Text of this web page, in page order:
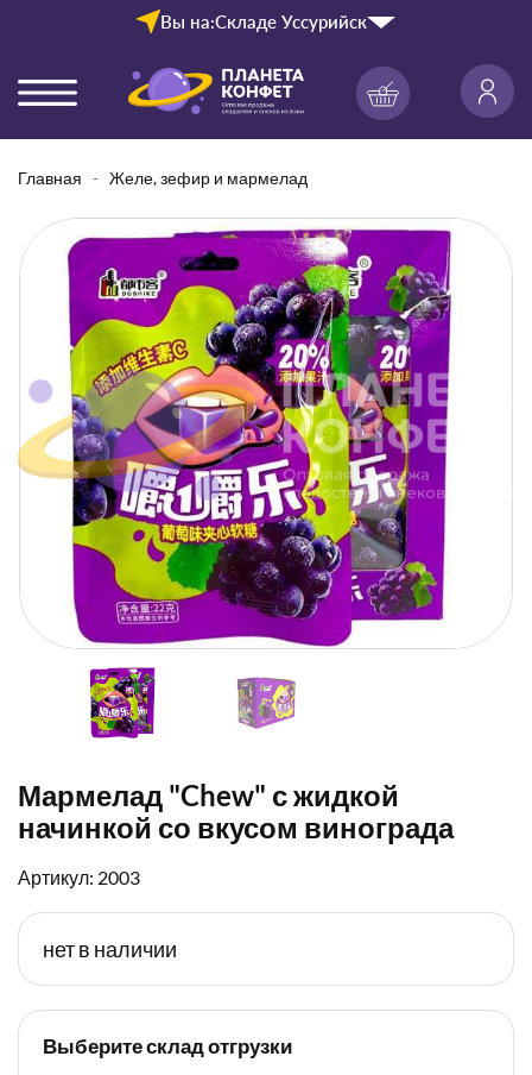
Вы на:Складе Уссурийск
Главная Желе, зефир и мармелад
Мармелад "Chew" с жидкой
начинкой со вкусом винограда
Артикул: 2003
нет в наличии
Выберите склад отгрузки